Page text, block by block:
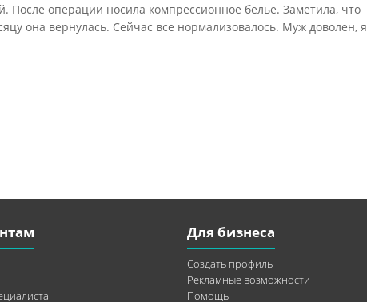
операции носила компрессионное белье. Заметила, что
она вернулась. Сейчас все нормализовалось. Муж доволен, я
Для бизнеса
Создать профиль
Рекламные возможности
Помощь